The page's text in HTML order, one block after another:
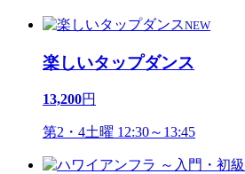
NEW
楽しいタップダンス
13,200円
第2・4土曜 12:30～13:45